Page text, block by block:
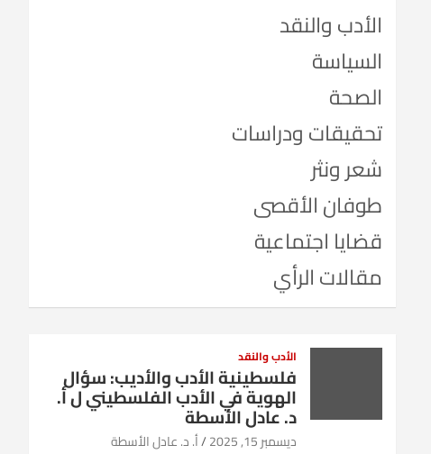
الأدب والنقد
السياسة
الصحة
تحقيقات ودراسات
شعر ونثر
طوفان الأقصى
قضايا اجتماعية
مقالات الرأي
الأدب والنقد
فلسطينية الأدب والأديب: سؤال
الهوية في الأدب الفلسطيني ل أ.
د. عادل الأسطة
ديسمبر 15, 2025 أ. د. عادل الأسطة